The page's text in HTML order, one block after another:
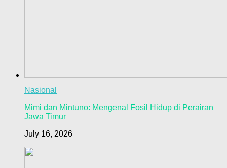
Nasional
Mimi dan Mintuno: Mengenal Fosil Hidup di Perairan
Jawa Timur
July 16, 2026